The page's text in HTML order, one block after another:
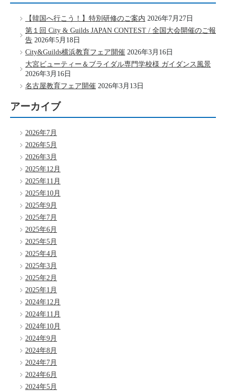
【韓国へ行こう！】特別研修のご案内 2026年7月27日
第１回 City & Guilds JAPAN CONTEST / 全国大会開催のご報
告 2026年5月18日
City&Guilds横浜教育フェア開催 2026年3月16日
大宮ビューティー＆ブライダル専門学校様 ガイダンス風景
2026年3月16日
名古屋教育フェア開催 2026年3月13日
アーカイブ
2026年7月
2026年5月
2026年3月
2025年12月
2025年11月
2025年10月
2025年9月
2025年7月
2025年6月
2025年5月
2025年4月
2025年3月
2025年2月
2025年1月
2024年12月
2024年11月
2024年10月
2024年9月
2024年8月
2024年7月
2024年6月
2024年5月